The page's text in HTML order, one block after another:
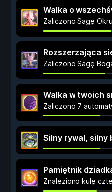
Walka o
Zaliczono Sagę
Rozszerzająca
Zaliczono Sagę
Walka w twoich
Zaliczono 7
Silny rywal, silny
Pamiętnik
Znaleziono kulę